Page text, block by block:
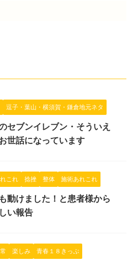
逗子・葉山・横須賀・鎌倉地元ネタ
セブンイレブン・そういえ
世話になっています
これ 捻挫 整体 施術あれこれ
動けました！と患者様から
い報告
楽しみ 青春１８きっぷ